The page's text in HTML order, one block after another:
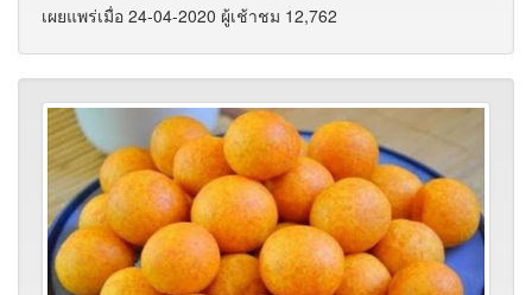
เผยแพร่เมื่อ 24-04-2020 ผู้เช้าชม 12,762